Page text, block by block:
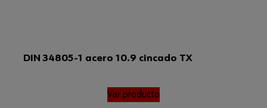
DIN 34805-1 acero 10.9 cincado TX
Ver producto